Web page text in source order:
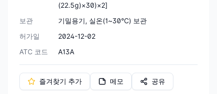
(22.5g)×30)×2]
보관
기밀용기, 실온(1~30°C) 보관
허가일
2024-12-02
ATC 코드
A13A
즐겨찾기 추가 메모 공유